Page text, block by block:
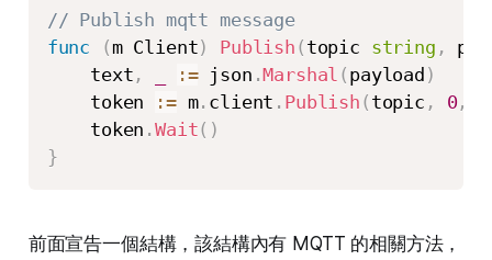
// Publish mqtt message
func
( m Client) Publish ( topic string ,
    text
, := json .Marshal ( payload )
    token
:= m. client . Publish ( topic , 0,
    token
.Wait( )
}
前面宣告一個結構，該結構內有 MQTT 的相關方法，